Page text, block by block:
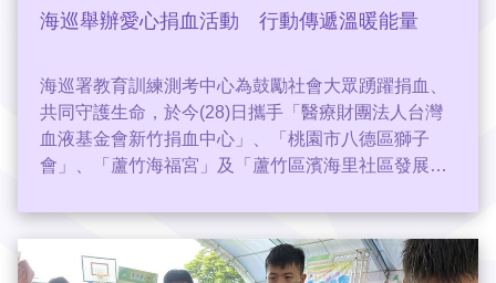
海巡舉辦愛心捐血活動 行動傳遞溫暖能量
海巡署教育訓練測考中心為鼓勵社會大眾踴躍捐血、
共同守護生命，於今(28)日攜手「醫療財團法人台灣
血液基金會新竹捐血中心」、「桃園市八德區獅子
會」、「蘆竹海福宮」及「蘆竹區濱海里社區發展協
注入滿滿的正能量。